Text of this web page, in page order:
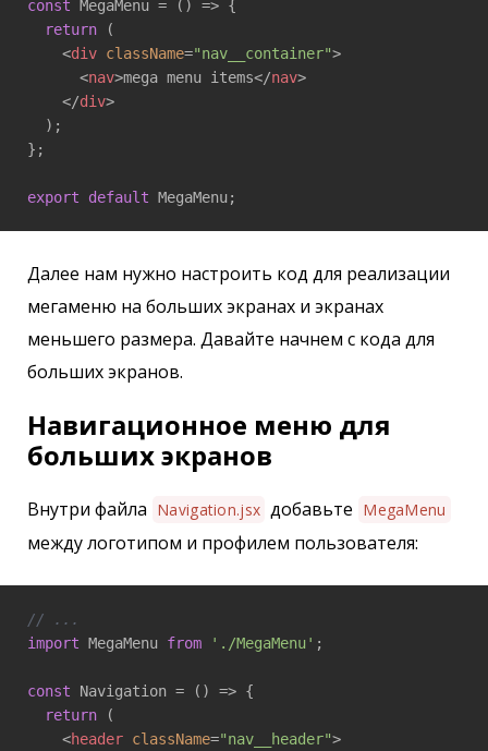
const MegaMenu = () => {
return (
<div className="nav__container">
<nav>mega menu items</nav>
</div>
  );
};
export default MegaMenu;
Далее нам нужно настроить код для реализации
мегаменю на больших экранах и экранах
меньшего размера. Давайте начнем с кода для
больших экранов.
Навигационное меню для
больших экранов
Внутри файла Navigation.jsx добавьте MegaMenu
между логотипом и профилем пользователя:
// ...
import MegaMenu from './MegaMenu' ;
const Navigation = () => {
return (
<header className="nav__header">